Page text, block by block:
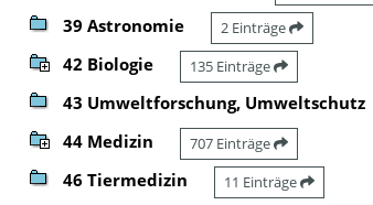
39 Astronomie 2 Einträge
42 Biologie 135 Einträge
43 Umweltforschung, Umweltschutz
44 Medizin 707 Einträge
46 Tiermedizin 11 Einträge